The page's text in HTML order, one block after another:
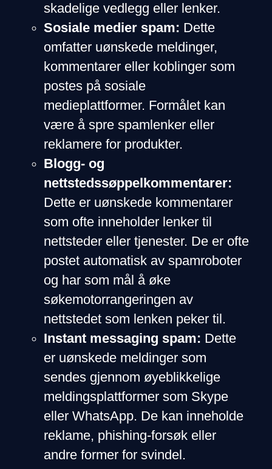
skadelige vedlegg eller lenker.
Sosiale medier spam: Dette
omfatter uønskede meldinger,
kommentarer eller koblinger som
postes på sosiale
medieplattformer. Formålet kan
være å spre spamlenker eller
reklamere for produkter.
Blogg- og
nettstedssøppelkommentarer:
Dette er uønskede kommentarer
som ofte inneholder lenker til
nettsteder eller tjenester. De er ofte
postet automatisk av spamroboter
og har som mål å øke
søkemotorrangeringen av
nettstedet som lenken peker til.
Instant messaging spam: Dette
er uønskede meldinger som
sendes gjennom øyeblikkelige
meldingsplattformer som Skype
eller WhatsApp. De kan inneholde
reklame, phishing-forsøk eller
andre former for svindel.